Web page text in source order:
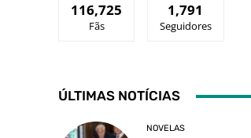
116,725
Fãs
1,791
Seguidores
ÚLTIMAS NOTÍCIAS
NOVELAS